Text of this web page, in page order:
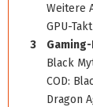
Weitere
GPU-
3
Black
COD:
Dragon